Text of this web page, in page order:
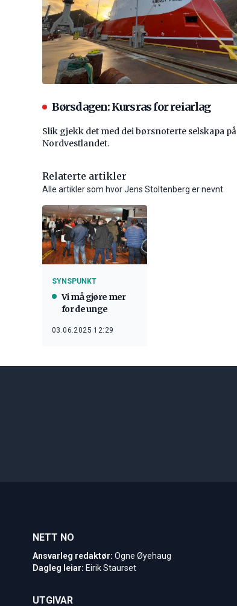
Børsdagen: Kursras for reiarlag
Slik gjekk det med dei børsnoterte selskapa på
Nordvestlandet.
Relaterte artikler
Alle artikler som hvor Jens Stoltenberg er nevnt
SYNSPUNKT
Vi må gjøre mer
for de unge
03.06.2025 12:29
NETT NO
Ansvarleg redaktør: Ogne Øyehaug
Dagleg leiar: Eirik Staurset
UTGIVAR